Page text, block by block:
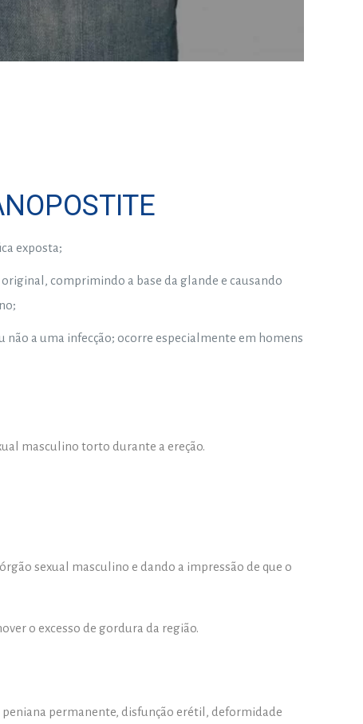
exposta;
comprimindo a base da glande e causando
a uma infecção; ocorre especialmente em homens
masculino torto durante a ereção.
sexual masculino e dando a impressão de que o
o excesso de gordura da região.
permanente, disfunção erétil, deformidade